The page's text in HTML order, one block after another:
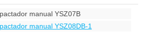
manual YSZ07B
manual YSZ08DB-1